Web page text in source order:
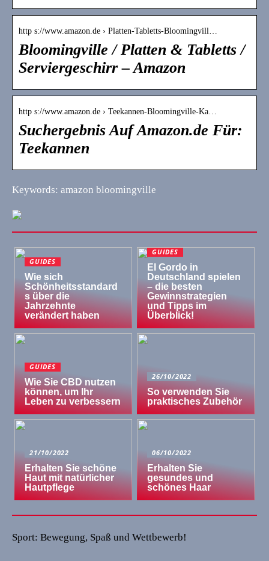
http s://www.amazon.de › Platten-Tabletts-Bloomingvill…
Bloomingville / Platten & Tabletts /
Serviergeschirr – Amazon
http s://www.amazon.de › Teekannen-Bloomingville-Ka…
Suchergebnis Auf Amazon.de Für:
Teekannen
Keywords: amazon bloomingville
GUIDES
Wie sich
Schönheitsstandard
s über die
Jahrzehnte
verändert haben
GUIDES
El Gordo in
Deutschland spielen
– die besten
Gewinnstrategien
und Tipps im
Überblick!
GUIDES
Wie Sie CBD nutzen
können, um Ihr
Leben zu verbessern
26/10/2022
So verwenden Sie
praktisches Zubehör
21/10/2022
Erhalten Sie schöne
Haut mit natürlicher
Hautpflege
06/10/2022
Erhalten Sie
gesundes und
schönes Haar
Sport: Bewegung, Spaß und Wettbewerb!